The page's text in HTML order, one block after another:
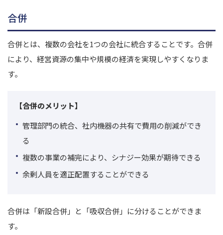
合併
合併とは、複数の会社を1つの会社に統合することです。 合併
により、経営資源の集中や規模の経済を実現しやすくなりま
す。
【合併のメリット】
管理部門の統合、社内機器の共有で費用の削減ができ
る
複数の事業の補完により、シナジー効果が期待できる
余剰人員を適正配置することができる
合併は「新設合併」と「吸収合併」に分けることができま
す。